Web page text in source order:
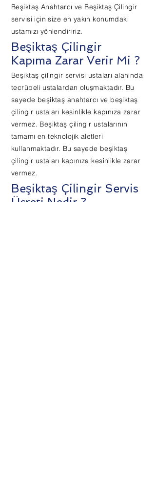
Beşiktaş Anahtarcı ve Beşiktaş Çilingir
servisi için size en yakın konumdaki
ustamızı yönlendiririz.
Beşiktaş Çilingir
Kapıma Zarar Verir Mi ?
Beşiktaş çilingir servisi ustaları alanında
tecrübeli ustalardan oluşmaktadır. Bu
sayede beşiktaş anahtarcı ve beşiktaş
çilingir ustaları kesinlikle kapınıza zarar
vermez. Beşiktaş çilingir ustalarının
tamamı en teknolojik aletleri
kullanmaktadır. Bu sayede beşiktaş
çilingir ustaları kapınıza kesinlikle zarar
vermez.
Beşiktaş Çilingir Servis
Ücreti Nedir ?